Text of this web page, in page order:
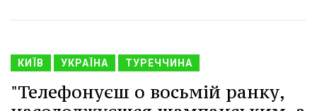
КИЇВ УКРАЇНА ТУРЕЧЧИНА
"Телефонуєш о восьмій ранку,